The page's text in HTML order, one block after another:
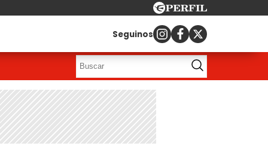
Seguinos